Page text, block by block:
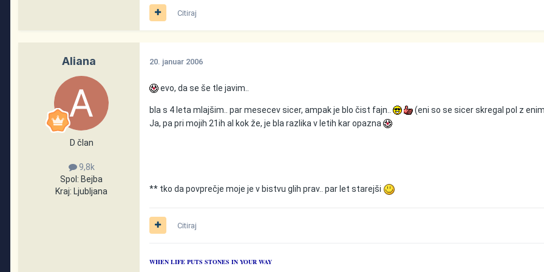
Citiraj
Aliana
D član
9,8k
Spol: Bejba
Kraj: Ljubljana
20. januar 2006
evo, da se še tle javim..
bla s 4 leta mlajšim.. par mesecev sicer, ampak je blo čist fajn.. (eni so se sicer skregal pol z
Ja, pa pri mojih 21ih al kok že, je bla razlika v letih kar opazna
** tko da povprečje moje je v bistvu glih prav.. par let starejši
Citiraj
WHEN LIFE PUTS STONES IN YOUR WAY